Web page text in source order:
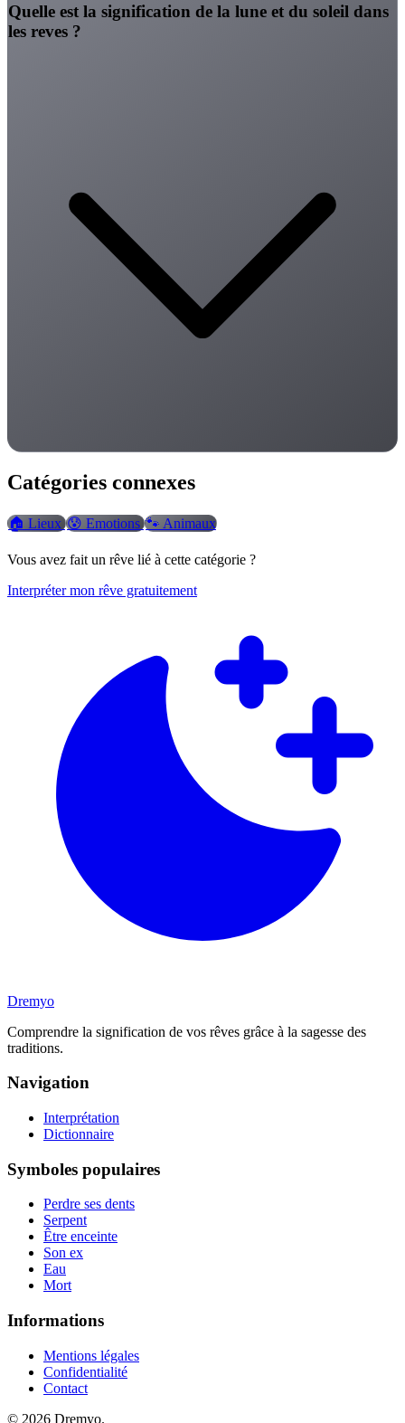
Quelle est la signification de la lune et du soleil dans
les reves ?
Catégories connexes
🏠 Lieux 😰 Emotions 🐾 Animaux
Vous avez fait un rêve lié à cette catégorie ?
Interpréter mon rêve gratuitement
Dremyo
Comprendre la signification de vos rêves grâce à la sagesse des
traditions.
Navigation
Interprétation
Dictionnaire
Symboles populaires
Perdre ses dents
Serpent
Être enceinte
Son ex
Eau
Mort
Informations
Mentions légales
Confidentialité
Contact
© 2026 Dremyo.